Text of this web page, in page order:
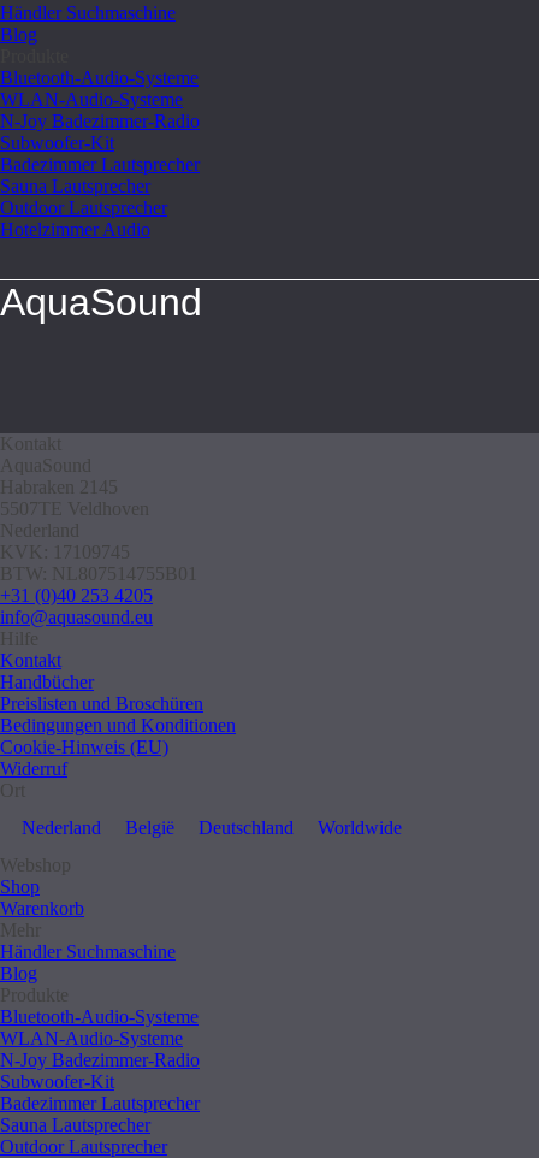
Händler Suchmaschine
Blog
Bluetooth-Audio-Systeme
WLAN-Audio-Systeme
N-Joy Badezimmer-Radio
Subwoofer-Kit
Badezimmer Lautsprecher
Sauna Lautsprecher
Outdoor Lautsprecher
Hotelzimmer Audio
AquaSound
Kontakt
AquaSound
Habraken 2145
5507TE Veldhoven
Nederland
KVK: 17109745
BTW: NL807514755B01
+31 (0)40 253 4205
info@aquasound.eu
Hilfe
Kontakt
Handbücher
Preislisten und Broschüren
Bedingungen und Konditionen
Cookie-Hinweis (EU)
Widerruf
Ort
Nederland
België Deutschland
Worldwide
Webshop
Shop
Warenkorb
Mehr
Händler Suchmaschine
Blog
Produkte
Bluetooth-Audio-Systeme
WLAN-Audio-Systeme
N-Joy Badezimmer-Radio
Subwoofer-Kit
Badezimmer Lautsprecher
Sauna Lautsprecher
Outdoor Lautsprecher